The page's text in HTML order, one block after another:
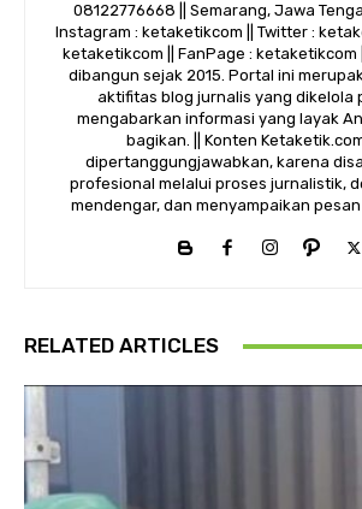
08122776668 || Semarang, Jawa
Instagram : ketaketikcom || Twitter :
ketaketikcom || FanPage : ketaketikcom
dibangun sejak 2015. Portal ini
aktifitas blog jurnalis yang dikelola
mengabarkan informasi yang layak
bagikan. || Konten
dipertanggungjawabkan, karena
profesional melalui proses jurnalistik,
mendengar, dan menyampaikan pesan
RELATED ARTICLES